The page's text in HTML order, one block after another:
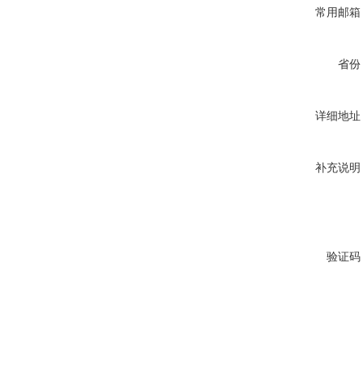
常用邮箱
省份
详细地址
补充说明
验证码